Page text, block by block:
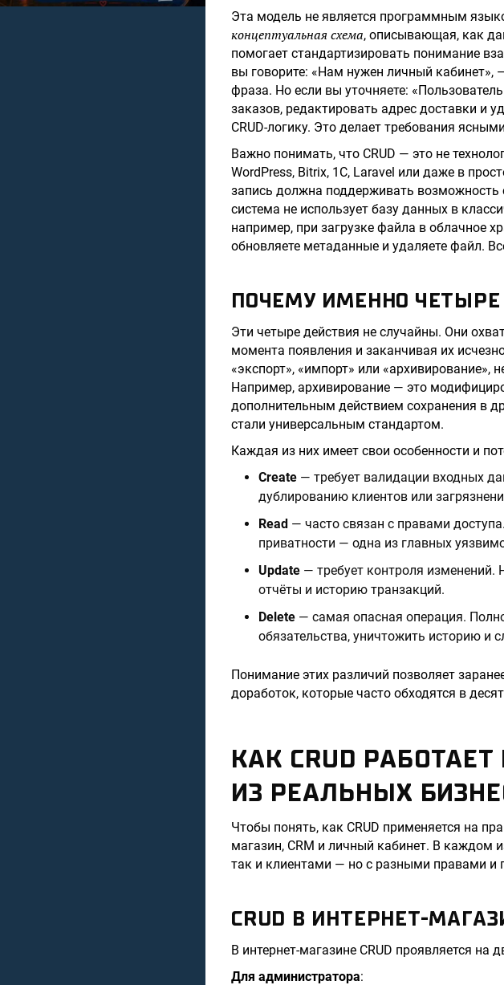
Эта модель не является программным
концептуальная схема, описывающая, как
помогает стандартизировать понимание
вы говорите: «Нам нужен личный кабинет»,
фраза. Но если вы уточняете:
заказов, редактировать адрес доставки и
CRUD-логику. Это делает требования
Важно понимать, что CRUD — это не
WordPress, Bitrix, 1С, Laravel или даже в
запись должна поддерживать возможность
система не использует базу данных в
например, при загрузке файла в облачное
обновляете метаданные и удаляете файл.
ПОЧЕМУ ИМЕННО ЧЕТЫРЕ
Эти четыре действия не случайны. Они
момента появления и заканчивая их
«экспорт», «импорт» или
Например, архивирование — это
дополнительным действием сохранения в
стали универсальным стандартом.
Каждая из них имеет свои особенности и
Create — требует валидации входных
дублированию клиентов или
Read — часто связан с правами
приватности — одна из главных
Update — требует контроля изменений.
отчёты и историю транзакций.
Delete — самая опасная операция.
обязательства, уничтожить историю и
Понимание этих различий позволяет
доработок, которые часто обходятся в
КАК CRUD
ИЗ РЕАЛЬНЫХ
Чтобы понять, как CRUD применяется на
магазин, CRM и личный кабинет. В каждом
так и клиентами — но с разными правами и
CRUD В ИНТЕРНЕТ-
В интернет-магазине CRUD проявляется на
Для администратора: